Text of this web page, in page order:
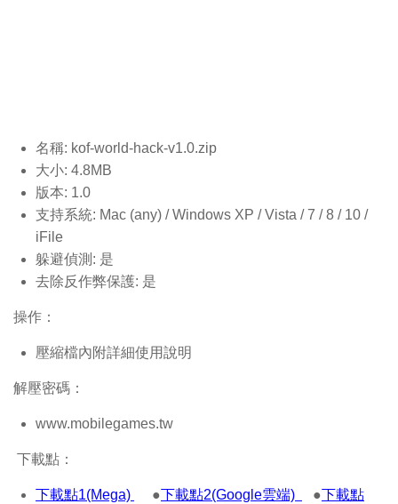
名稱: kof-world-hack-v1.0.zip
大小: 4.8MB
版本: 1.0
支持系統: Mac (any) / Windows XP / Vista / 7 / 8 / 10 /
iFile
躲避偵測: 是
去除反作弊保護: 是
操作：
壓縮檔內附詳細使用說明
解壓密碼：
www.mobilegames.tw
下載點：
下載點1(Mega) ●下載點2(Google雲端) ●下載點